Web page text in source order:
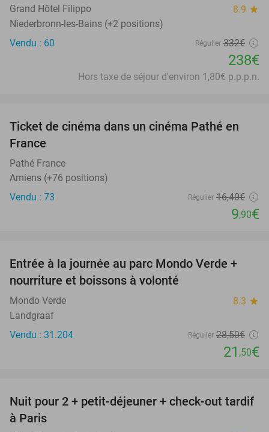
Grand Hôtel Filippo 8.9 star
Niederbronn-les-Bains (+2 positions)
Vendu : 60
Régulier 332€
238€
Hors taxe de séjour d'environ 1,80€ p.p.p.n.
40%
Ticket de cinéma dans un cinéma Pathé en
France
Pathé France
Amiens (+76 positions)
Vendu : 73
Régulier 16,40€
9,90€
25%
Entrée à la journée au parc Mondo Verde +
nourriture et boissons à volonté
Mondo Verde 8.3 star
Landgraaf
Vendu : 31.204
Régulier 28,50€
21 ,50€
62%
Nuit pour 2 + petit-déjeuner + check-out tardif
à Paris